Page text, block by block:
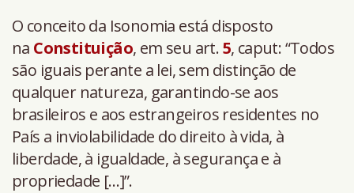
O conceito da Isonomia está disposto
na Constituição, em seu art.5, caput: “Todos
são iguais perante a lei, sem distinção de
qualquer natureza, garantindo-se aos
brasileiros e aos estrangeiros residentes no
País a inviolabilidade do direito à vida, à
liberdade, à igualdade, à segurança e à
propriedade […]”.